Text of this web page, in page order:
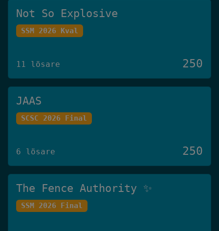
Not So Explosive
SSM 2026 Kval
11 lösare 250
JAAS
SCSC 2026 Final
6 lösare 250
The Fence Authority ✨
SSM 2026 Final